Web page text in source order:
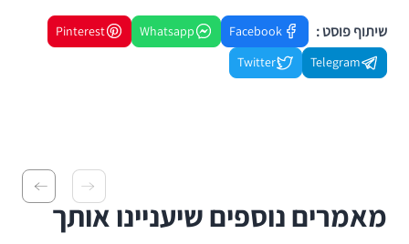
שיתוף פוסט : Facebook
Whatsapp
Pinterest
Telegram
Twitter
מאמרים נוספים שיעניינו אותך